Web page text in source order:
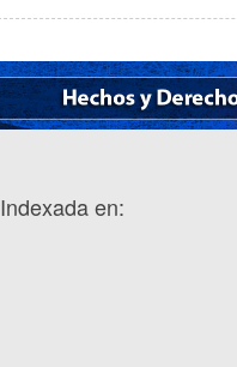
Indexada en: